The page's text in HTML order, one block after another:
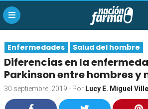
Enfermedades Salud del hombre
Diferencias en la
Parkinson entre hombres y
30 septiembre, 2019 - Por Lucy E. Miguel